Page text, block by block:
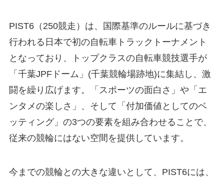
PIST6（250競走）は、国際基準のルールに基づき
行われる日本で初の自転車トラックトーナメント
となっており、トップクラスの自転車競技選手が
「千葉JPFドーム」(千葉競輪場跡地)に集結し、激
闘を繰り広げます。「スポーツの面白さ」や「エ
ンタメの楽しさ」、そして「付加価値としてのベ
ッティング」の3つの要素を組み合わせることで、
従来の競輪にはない空間を提供しています。
今までの競輪との大きな違いとして、PIST6には、